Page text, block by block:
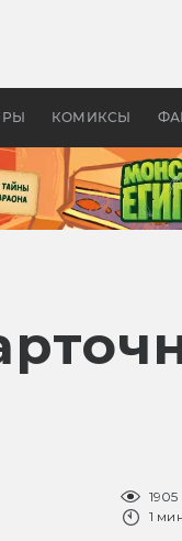
КОМИКСЫ
России —
1905
1